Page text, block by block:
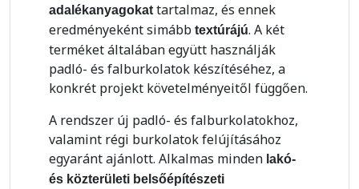
adalékanyagokattartalmaz, és ennek
eredményeként simább textúrájú. A két
terméket általában együtt használják
padló- és falburkolatok készítéséhez, a
konkrét projekt követelményeitől függően.
A rendszer új padló- és falburkolatokhoz,
valamint régi burkolatok felújításához
egyaránt ajánlott. Alkalmas minden lakó-
és közterületi belsőépítészeti